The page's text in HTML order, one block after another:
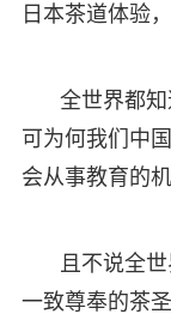
日本茶道体验
全世界都知
可为何我们中
会从事教育的
且不说全
一致尊奉的茶